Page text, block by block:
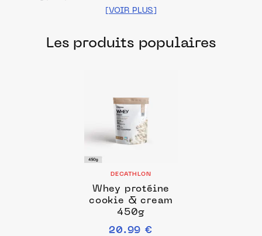
nos marques et distributeurs partenaires.
laboratoires français pour prendre soin
Les produits populaires
DECATHLON
Whey protéine
cookie & cream
450g
20.99 €